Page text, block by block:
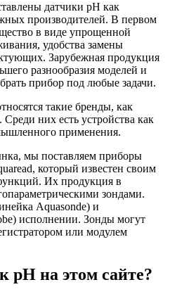
датчики pH как
производителей. В первом
в виде упрощенной
удобства замены
Зарубежная продукция
разнообразия моделей и
прибор под любые задачи.
такие бренды, как
них есть устройства как
применения.
мы поставляем приборы
который известен своим
Их продукция в
зондами.
Aquasonde) и
исполнении. Зонды могут
или модулем
pH на этом сайте?